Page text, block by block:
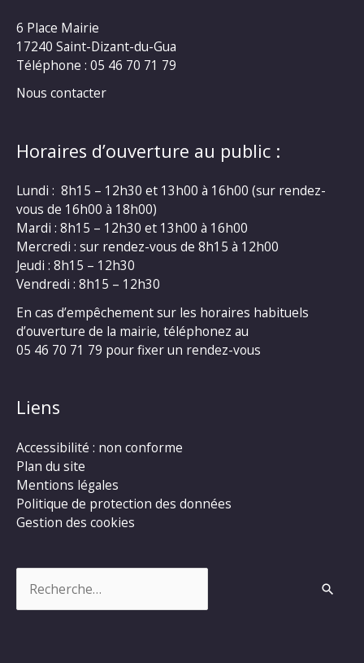
6 Place Mairie
17240 Saint-Dizant-du-Gua
Téléphone : 05 46 70 71 79
Nous contacter
Horaires d’ouverture au public :
Lundi : 8h15 – 12h30 et 13h00 à 16h00 (sur rendez-
vous de 16h00 à 18h00)
Mardi : 8h15 – 12h30 et 13h00 à 16h00
Mercredi : sur rendez-vous de 8h15 à 12h00
Jeudi : 8h15 – 12h30
Vendredi : 8h15 – 12h30
En cas d’empêchement sur les horaires habituels
d’ouverture de la mairie, téléphonez au
05 46 70 71 79 pour fixer un rendez-vous
Liens
Accessibilité : non conforme
Plan du site
Mentions légales
Politique de protection des données
Gestion des cookies